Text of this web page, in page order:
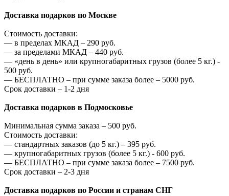
Доставка подарков по Москве
Стоимость доставки:
— в пределах МКАД – 290 руб.
— за пределами МКАД – 440 руб.
— «день в день» или крупногабаритных грузов (более 5 кг.) -
500 руб.
— БЕСПЛАТНО – при сумме заказа более – 5000 руб.
Срок доставки – 1-2 дня
Доставка подарков в Подмосковье
Минимальная сумма заказа – 500 руб.
Стоимость доставки:
— стандартных заказов (до 5 кг.) – 395 руб.
— крупногабаритных грузов (более 5 кг.) - 600 руб.
— БЕСПЛАТНО – при сумме заказа более – 7500 руб.
Срок доставки – 2-3 дня
Доставка подарков по России и странам СНГ